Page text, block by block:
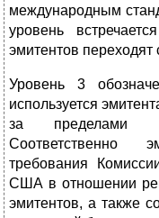
международным
уровень
эмитентов
Уровень 3
используется
за пределами
Соответственно
требования
США в отношении
эмитентов, а также